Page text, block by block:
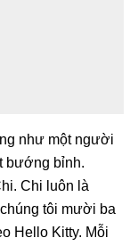
như một người
bướng bỉnh.
Chi luôn là
tôi mười ba
Hello Kitty. Mỗi